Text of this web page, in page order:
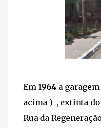
Em 1964 a
acima ) , extinta do
Rua da